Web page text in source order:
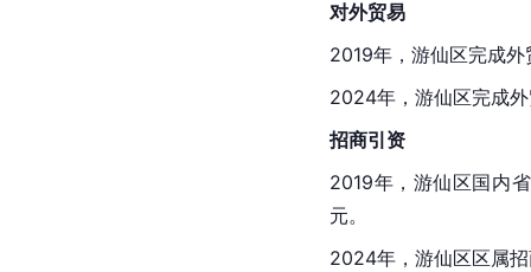
对外贸易
2019年，游仙区完成
2024年，游仙区完成
招商引资
2019年，游仙区国内
元。
2024年，游仙区区属